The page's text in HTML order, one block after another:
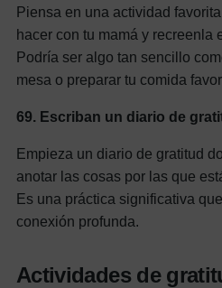
Piensa en una actividad
hacer con tu mamá y recreenla
Podría ser algo tan sencillo
mesa o preparar tu comida
69. Escriban un diario de
Empieza un diario de gratitud
anotar las cosas por las que
Es una práctica significativa
conexión profunda.
Actividades de